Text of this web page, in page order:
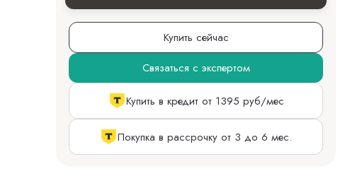
Купить сейчас
Связаться с экспертом
Купить в кредит от 1395 руб/мес
Покупка в рассрочку от 3 до 6 мес.